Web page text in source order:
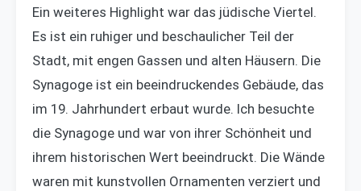
Ein weiteres Highlight war das jüdische Viertel.
Es ist ein ruhiger und beschaulicher Teil der
Stadt, mit engen Gassen und alten Häusern. Die
Synagoge ist ein beeindruckendes Gebäude, das
im 19. Jahrhundert erbaut wurde. Ich besuchte
die Synagoge und war von ihrer Schönheit und
ihrem historischen Wert beeindruckt. Die Wände
waren mit kunstvollen Ornamenten verziert und